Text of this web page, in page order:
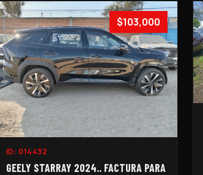
$103,000
ID: 014432
GEELY STARRAY 2024.. FACTURA PARA